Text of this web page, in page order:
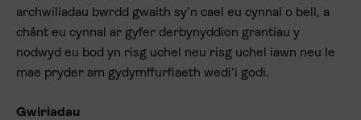
archwiliadau bwrdd gwaith sy’n cael eu cynnal o bell, a
chânt eu cynnal ar gyfer derbynyddion grantiau y
nodwyd eu bod yn risg uchel neu risg uchel iawn neu le
mae pryder am gydymffurfiaeth wedi’i godi.
Gwiriadau